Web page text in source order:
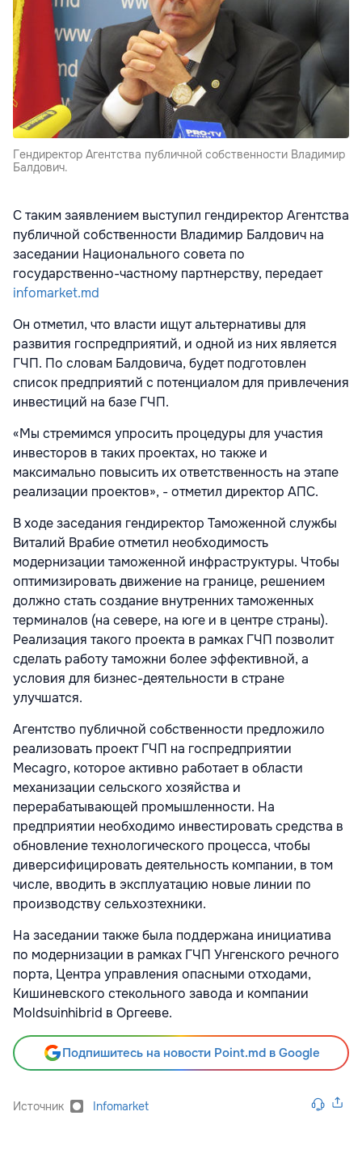
Гендиректор Агентства публичной собственности Владимир
Балдович.
С таким заявлением выступил гендиректор Агентства
публичной собственности Владимир Балдович на
заседании Национального совета по
государственно-частному партнерству, передает
infomarket.md
Он отметил, что власти ищут альтернативы для
развития госпредприятий, и одной из них является
ГЧП. По словам Балдовича, будет подготовлен
список предприятий с потенциалом для привлечения
инвестиций на базе ГЧП.
«Мы стремимся упросить процедуры для участия
инвесторов в таких проектах, но также и
максимально повысить их ответственность на этапе
реализации проектов», - отметил директор АПС.
В ходе заседания гендиректор Таможенной службы
Виталий Врабие отметил необходимость
модернизации таможенной инфраструктуры. Чтобы
оптимизировать движение на границе, решением
должно стать создание внутренних таможенных
терминалов (на севере, на юге и в центре страны).
Реализация такого проекта в рамках ГЧП позволит
сделать работу таможни более эффективной, а
условия для бизнес-деятельности в стране
улучшатся.
Агентство публичной собственности предложило
реализовать проект ГЧП на госпредприятии
Mecagro, которое активно работает в области
механизации сельского хозяйства и
перерабатывающей промышленности. На
предприятии необходимо инвестировать средства в
обновление технологического процесса, чтобы
диверсифицировать деятельность компании, в том
числе, вводить в эксплуатацию новые линии по
производству сельхозтехники.
На заседании также была поддержана инициатива
по модернизации в рамках ГЧП Унгенского речного
порта, Центра управления опасными отходами,
Кишиневского стекольного завода и компании
Moldsuinhibrid в Оргееве.
Подпишитесь на новости Point.md в Google
Источник Infomarket